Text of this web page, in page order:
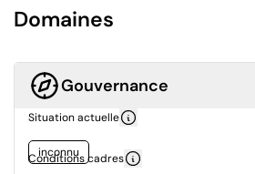
Domaines
Gouvernance
Situation actuelle
inconnu
Conditions cadres